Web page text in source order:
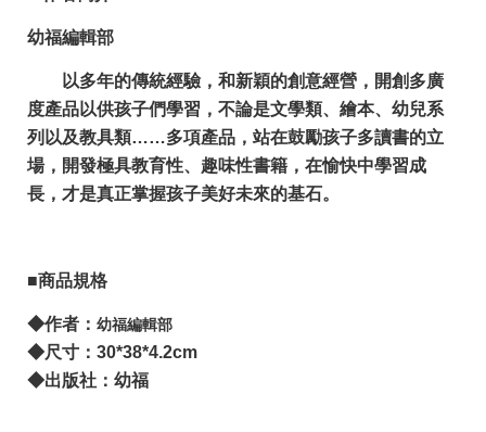
幼福編輯部
以多年的傳統經驗，和新穎的創意經營，開創多廣
度產品以供孩子們學習，不論是文學類、繪本、幼兒系
列以及教具類……多項產品，站在鼓勵孩子多讀書的立
場，開發極具教育性、趣味性書籍，在愉快中學習成
長，才是真正掌握孩子美好未來的基石。
■商品規格
◆作者： 幼福編輯部
◆尺寸：30*38*4.2cm
◆出版社：幼福